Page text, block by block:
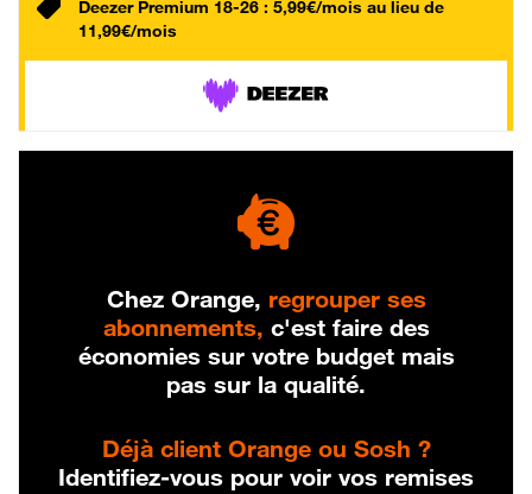
Deezer Premium 18-26 : 5,99€/mois au lieu de
11,99€/mois
Chez Orange, regrouper ses
abonnements, c'est faire des
économies sur votre budget mais
pas sur la qualité.
Déjà client Orange ou Sosh ?
Identifiez-vous pour voir vos remises